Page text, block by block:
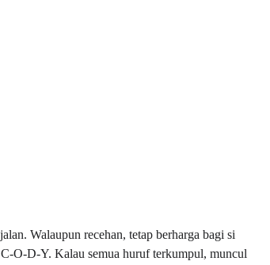
Walaupun recehan, tetap berharga bagi si
O-D-Y. Kalau semua huruf terkumpul, muncul